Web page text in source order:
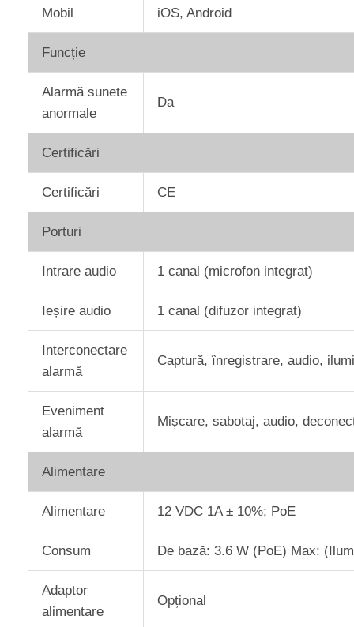
Mobil iOS, Android
Funcție
Alarmă sunete
anormale
Da
Certificări
Certificări CE
Porturi
Intrare audio 1 canal (microfon integrat)
Ieșire audio 1 canal (difuzor integrat)
Interconectare
alarmă
Captură, înregistrare, audio,
Eveniment
alarmă
Mișcare, sabotaj, audio,
Alimentare
Alimentare 12 VDC 1A ± 10%; PoE
Consum De bază: 3.6 W (PoE) Max:
Adaptor
alimentare
Opțional